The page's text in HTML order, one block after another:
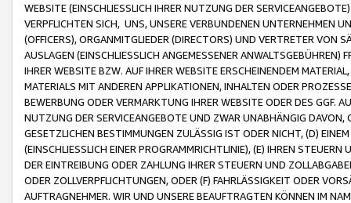
WEBSITE (EINSCHLIESSLICH IHRER NUTZUNG DER
VERPFLICHTEN SICH, UNS, UNSERE VERBUNDENEN UNTERNEHMEN
(OFFICERS), ORGANMITGLIEDER (DIRECTORS) UND VERTRETER VON
AUSLAGEN (EINSCHLIESSLICH ANGEMESSENER
IHRER WEBSITE BZW. AUF IHRER WEBSITE ERSCHEINENDEM
MATERIALS MIT ANDEREN APPLIKATIONEN, INHALTEN ODER
BEWERBUNG ODER VERMARKTUNG IHRER WEBSITE ODER DES GGF.
NUTZUNG DER SERVICEANGEBOTE UND ZWAR UNABHÄNGIG
GESETZLICHEN BESTIMMUNGEN ZULÄSSIG IST ODER NICHT, (D)
(EINSCHLIESSLICH EINER PROGRAMMRICHTLINIE), (E) IHREN
DER EINTREIBUNG ODER ZAHLUNG IHRER STEUERN UND
ODER ZOLLVERPFLICHTUNGEN, ODER (F) FAHRLÄSSIGKEIT ODER
AUFTRAGNEHMER. WIR UND UNSERE BEAUFTRAGTEN KÖNNEN IM